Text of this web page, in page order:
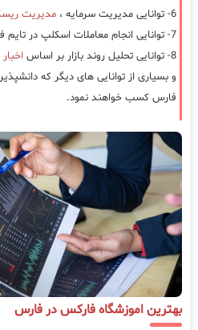
6- توانایی مدیریت سرمایه ،
مدیریت
7- توانایی انجام معاملات اسکلپ در تایم فریم های 5-15-30 دقیقه
8- توانایی تحلیل روند بازار بر اساس
اخبار
و بسیاری از توانایی های دیگر که
فارس کسب خواهند نمود.
بهترین اموزشگاه فارکس در فارس